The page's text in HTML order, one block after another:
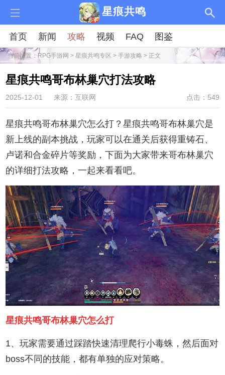
星痕共鸣
首页 新闻 攻略 视频 FAQ 图鉴
当前位置：RPG手游网 > 星痕共鸣专区 > 手游攻略 > 正文
星痕共鸣哥布林巢穴打法攻略
2025-12-01 来源：互联网 点击：549
星痕共鸣哥布林巢穴怎么打？星痕共鸣哥布林巢穴是
新上线的副本挑战，玩家可以在通关后获得重铸石、
卢诺和合金碎片等奖励，下面为大家带来哥布林巢穴
的详细打法攻略，一起来看看吧。
星痕共鸣哥布林巢穴怎么打
1、玩家需要通过踩踏快速清理爬行小毒蛛，然后面对
boss不同的技能，都有单独的应对策略。